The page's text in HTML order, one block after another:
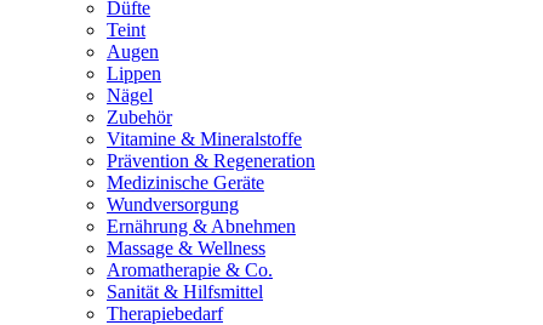
Düfte
Teint
Augen
Lippen
Nägel
Zubehör
Vitamine & Mineralstoffe
Prävention & Regeneration
Medizinische Geräte
Wundversorgung
Ernährung & Abnehmen
Massage & Wellness
Aromatherapie & Co.
Sanität & Hilfsmittel
Therapiebedarf